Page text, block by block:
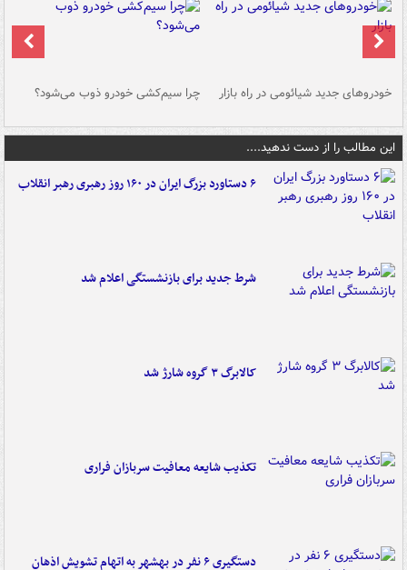
خودروهای جدید شیائومی در راه بازار چرا سیم‌کشی خودرو ذوب می‌شود؟
این مطالب را از دست ندهید....
۶ دستاورد بزرگ ایران در ۱۶۰ روز رهبری رهبر انقلاب
شرط جدید برای بازنشستگی اعلام شد
کالابرگ ۳ گروه شارژ شد
تکذیب شایعه معافیت سربازان فراری
دستگیری ۶ نفر در بهشهر به اتهام تشویش اذهان